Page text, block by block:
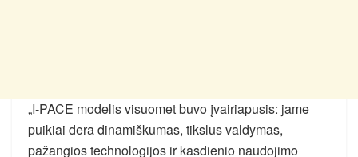
„I-PACE modelis visuomet buvo įvairiapusis: jame
puikiai dera dinamiškumas, tikslus valdymas,
pažangios technologijos ir kasdienio naudojimo